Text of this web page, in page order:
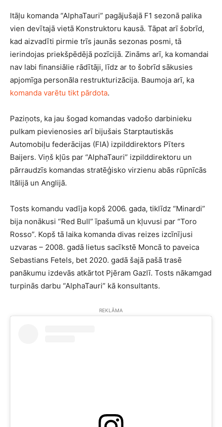
Itāļu komanda “AlphaTauri” pagājušajā F1 sezonā palika
vien devītajā vietā Konstruktoru kausā. Tāpat arī šobrīd,
kad aizvadīti pirmie trīs jaunās sezonas posmi, tā
ierindojas priekšpēdējā pozīcijā. Zināms arī, ka komandai
nav labi finansiālie rādītāji, līdz ar to šobrīd sākusies
apjomīga personāla restrukturizācija. Baumoja arī, ka
komanda varētu tikt pārdota.
Paziņots, ka jau šogad komandas vadošo darbinieku
pulkam pievienosies arī bijušais Starptautiskās
Automobiļu federācijas (FIA) izpilddirektors Pīters
Baijers. Viņš kļūs par “AlphaTauri” izpilddirektoru un
pārraudzīs komandas stratēģisko virzienu abās rūpnīcās
Itālijā un Anglijā.
Tosts komandu vadīja kopš 2006. gada, tiklīdz “Minardi”
bija nonākusi “Red Bull” īpašumā un kļuvusi par “Toro
Rosso”. Kopš tā laika komanda divas reizes izcīnījusi
uzvaras – 2008. gadā lietus sacīkstē Moncā to paveica
Sebastians Fetels, bet 2020. gadā šajā pašā trasē
panākumu izdevās atkārtot Pjēram Gazlī. Tosts nākamgad
turpinās darbu “AlphaTauri” kā konsultants.
REKLĀMA